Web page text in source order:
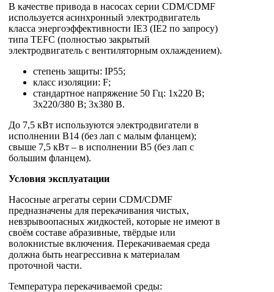
В качестве привода в насосах серии CDM/CDMF
используется асинхронный электродвигатель
класса энергоэффективности IE3 (IE2 по запросу)
типа TEFC (полностью закрытый
электродвигатель с вентиляторным охлаждением).
степень защиты: IP55;
класс изоляции: F;
стандартное напряжение 50 Гц: 1х220 В;
3x220/380 В; 3x380 В.
До 7,5 кВт используются электродвигатели в
исполнении B14 (без лап с малым фланцем);
свыше 7,5 кВт – в исполнении B5 (без лап с
большим фланцем).
Условия эксплуатации
Насосные агрегаты серии CDM/CDMF
предназначены для перекачивания чистых,
невзрывоопасных жидкостей, которые не имеют в
своём составе абразивные, твёрдые или
волокнистые включения. Перекачиваемая среда
должна быть неагрессивна к материалам
проточной части.
Температура перекачиваемой среды: